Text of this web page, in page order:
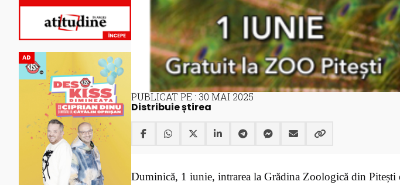
AD
PUBLICAT PE : 30 MAI 2025
Distribuie știrea
Duminică, 1 iunie, intrarea la Grădina Zoologică din Pitești